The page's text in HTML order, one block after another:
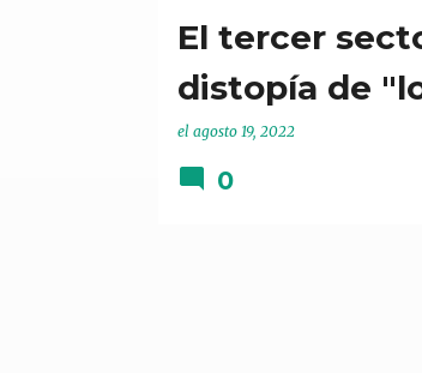
El tercer
distopía de
el agosto 19, 2022
0